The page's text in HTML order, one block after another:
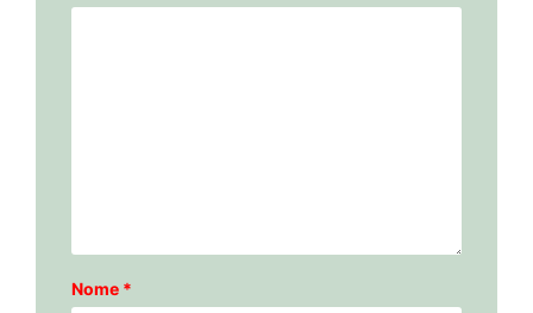
Nome *